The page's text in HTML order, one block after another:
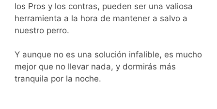
los Pros y los contras, pueden ser una valiosa
herramienta a la hora de mantener a salvo a
nuestro perro.
Y aunque no es una solución infalible, es mucho
mejor que no llevar nada, y dormirás más
tranquila por la noche.